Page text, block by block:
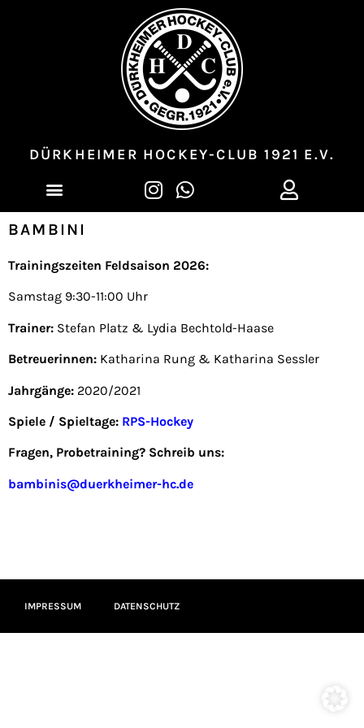
DÜRKHEIMER HOCKEY-CLUB 1921 E.V.
BAMBINI
Trainingszeiten Feldsaison 2026:
Samstag 9:30-11:00 Uhr
Trainer: Stefan Platz & Lydia Bechtold-Haase
Betreuerinnen: Katharina Rung & Katharina Sessler
Jahrgänge: 2020/2021
Spiele / Spieltage: RPS-Hockey
Fragen, Probetraining? Schreib uns:
bambinis@duerkheimer-hc.de
IMPRESSUM DATENSCHUTZ